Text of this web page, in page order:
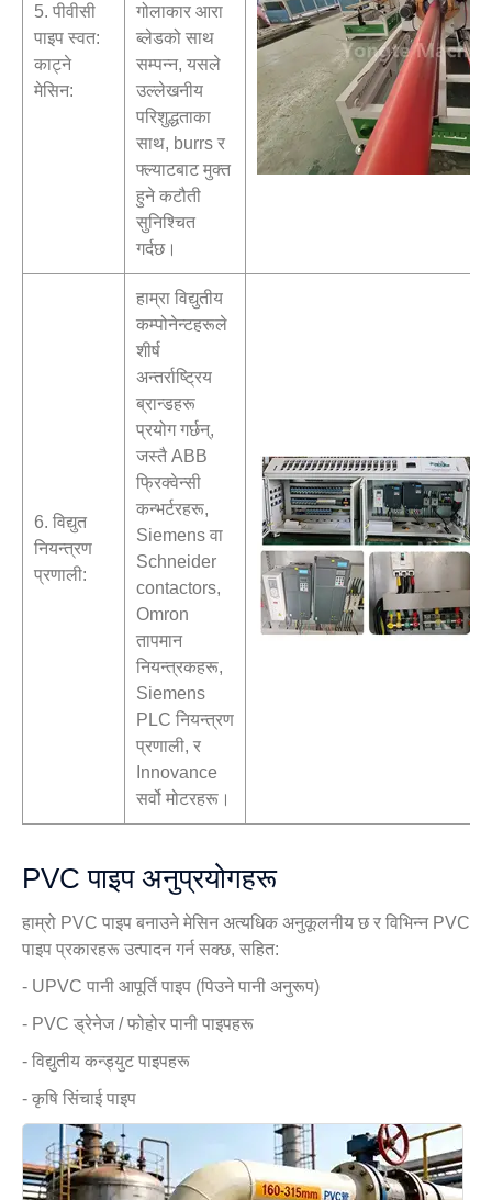
5. पीवीसी
पाइप स्वत:
काट्ने
मेसिन:
गोलाकार आरा
ब्लेडको साथ
सम्पन्न, यसले
उल्लेखनीय
परिशुद्धताका
साथ, burrs र
फ्ल्याटबाट मुक्त
हुने कटौती
सुनिश्चित
गर्दछ।
6. विद्युत
नियन्त्रण
प्रणाली:
हाम्रा विद्युतीय
कम्पोनेन्टहरूले
शीर्ष
अन्तर्राष्ट्रिय
ब्रान्डहरू
प्रयोग गर्छन्,
जस्तै ABB
फ्रिक्वेन्सी
कन्भर्टरहरू,
Siemens वा
Schneider
contactors,
Omron
तापमान
नियन्त्रकहरू,
Siemens
PLC नियन्त्रण
प्रणाली, र
Innovance
सर्वो मोटरहरू।
PVC पाइप अनुप्रयोगहरू
हाम्रो PVC पाइप बनाउने मेसिन अत्यधिक अनुकूलनीय छ र विभिन्न PVC
पाइप प्रकारहरू उत्पादन गर्न सक्छ, सहित:
- UPVC पानी आपूर्ति पाइप (पिउने पानी अनुरूप)
- PVC ड्रेनेज / फोहोर पानी पाइपहरू
- विद्युतीय कन्ड्युट पाइपहरू
- कृषि सिंचाई पाइप